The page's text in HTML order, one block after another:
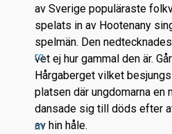
ro
m
av Sverige populäraste
spelats in av Hootenany
spelmän. Den
vet ej hur gammal den är.
Hårgaberget vilket
platsen där ungdomarna en
dansade sig till döds efter
av hin håle.